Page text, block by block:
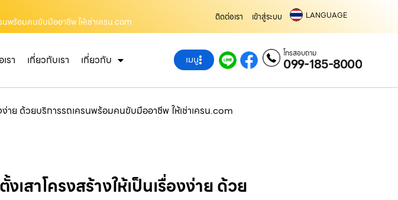
นพร้อมคนขับมืออาชีพ ให้เช่าเครน.com
ติดต่อเรา เข้าสู่ระบบ LANGUAGE
รา เกี่ยวกับเรา เกี่ยวกับ เมนู โทรสอบถาม
099-185-8000
าย ด้วยบริการรถเครนพร้อมคนขับมืออาชีพ ให้เช่าเครน.com
สาโครงสร้างให้เป็นเรื่องง่าย ด้วย